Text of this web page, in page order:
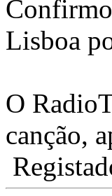
Lisboa
O
canção,